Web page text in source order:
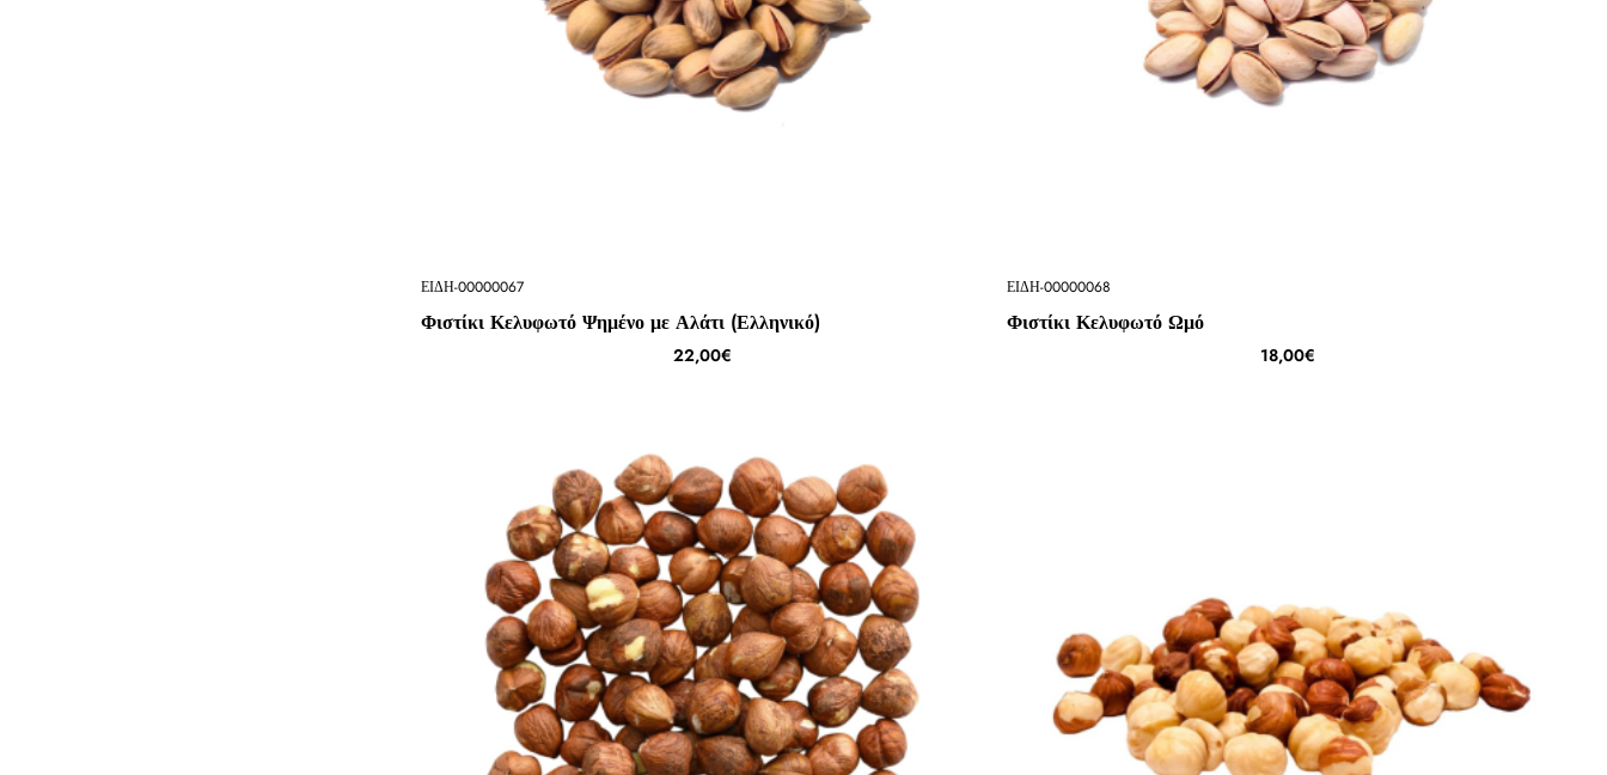
ΕΙΔΗ-00000067
Φιστίκι Κελυφωτό Ψημένο με Αλάτι (Ελληνικό)
22,00€
ΕΙΔΗ-00000068
Φιστίκι Κελυφωτό Ωμό
18,00€